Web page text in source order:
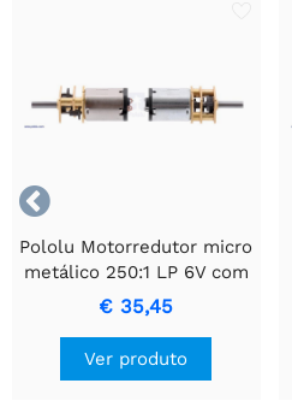

Pololu Motorredutor micro
metálico 250:1 LP 6V com
eixo de motor estendido
€ 35,45
Ver produto